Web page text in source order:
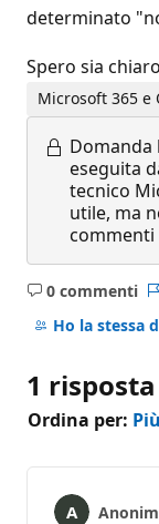
determinato
Spero sia
Microsoft 365
Domanda
eseguita
tecnico
utile, ma
commenti
0 commenti
Nessun
Ho la stessa
1 risposta
Ordina per: